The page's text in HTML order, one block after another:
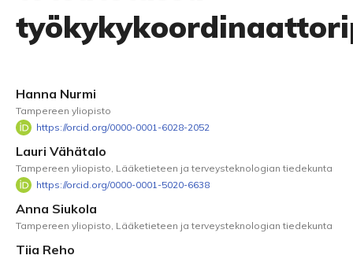
Hanna Nurmi
Tampereen yliopisto
https://orcid.org/0000-0001-6028-2052
Lauri Vähätalo
Tampereen yliopisto, Lääketieteen ja terveysteknologian tiedekunta
https://orcid.org/0000-0001-5020-6638
Anna Siukola
Tampereen yliopisto, Lääketieteen ja terveysteknologian tiedekunta
Tiia Reho